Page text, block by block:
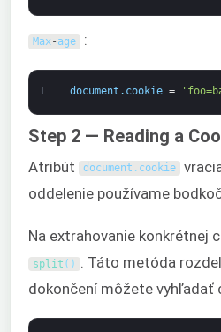
Max- age :
1 document . cookie =
Step 2 — Reading a
Atribút document . cookie
oddelenie používame
Na extrahovanie konkrétnej
split ( ) . Táto metóda
dokončení môžete